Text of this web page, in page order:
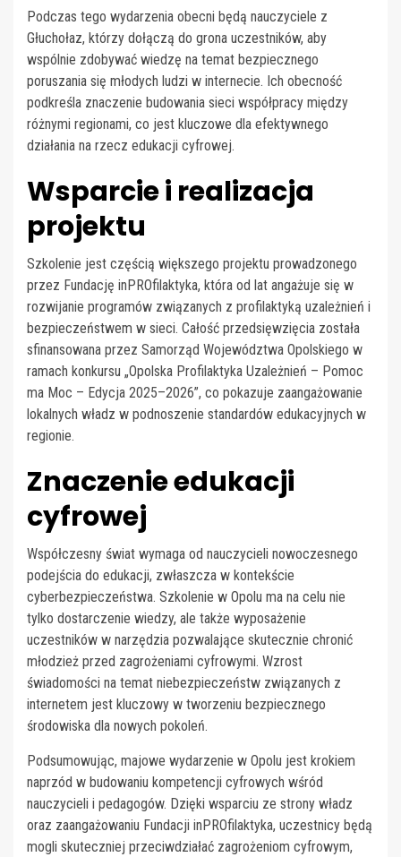
Podczas tego wydarzenia obecni będą nauczyciele z
Głuchołaz, którzy dołączą do grona uczestników, aby
wspólnie zdobywać wiedzę na temat bezpiecznego
poruszania się młodych ludzi w internecie. Ich obecność
podkreśla znaczenie budowania sieci współpracy między
różnymi regionami, co jest kluczowe dla efektywnego
działania na rzecz edukacji cyfrowej.
Wsparcie i realizacja
projektu
Szkolenie jest częścią większego projektu prowadzonego
przez Fundację inPROfilaktyka, która od lat angażuje się w
rozwijanie programów związanych z profilaktyką uzależnień i
bezpieczeństwem w sieci. Całość przedsięwzięcia została
sfinansowana przez Samorząd Województwa Opolskiego w
ramach konkursu „Opolska Profilaktyka Uzależnień – Pomoc
ma Moc – Edycja 2025–2026”, co pokazuje zaangażowanie
lokalnych władz w podnoszenie standardów edukacyjnych w
regionie.
Znaczenie edukacji
cyfrowej
Współczesny świat wymaga od nauczycieli nowoczesnego
podejścia do edukacji, zwłaszcza w kontekście
cyberbezpieczeństwa. Szkolenie w Opolu ma na celu nie
tylko dostarczenie wiedzy, ale także wyposażenie
uczestników w narzędzia pozwalające skutecznie chronić
młodzież przed zagrożeniami cyfrowymi. Wzrost
świadomości na temat niebezpieczeństw związanych z
internetem jest kluczowy w tworzeniu bezpiecznego
środowiska dla nowych pokoleń.
Podsumowując, majowe wydarzenie w Opolu jest krokiem
naprzód w budowaniu kompetencji cyfrowych wśród
nauczycieli i pedagogów. Dzięki wsparciu ze strony władz
oraz zaangażowaniu Fundacji inPROfilaktyka, uczestnicy będą
mogli skuteczniej przeciwdziałać zagrożeniom cyfrowym,